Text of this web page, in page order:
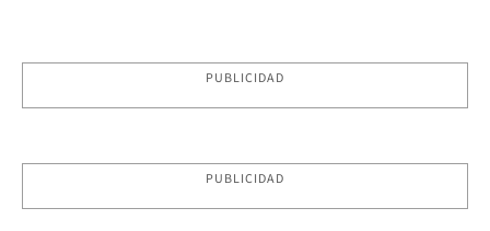
PUBLICIDAD
PUBLICIDAD